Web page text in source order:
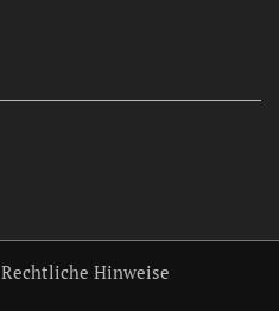
Rechtliche Hinweise